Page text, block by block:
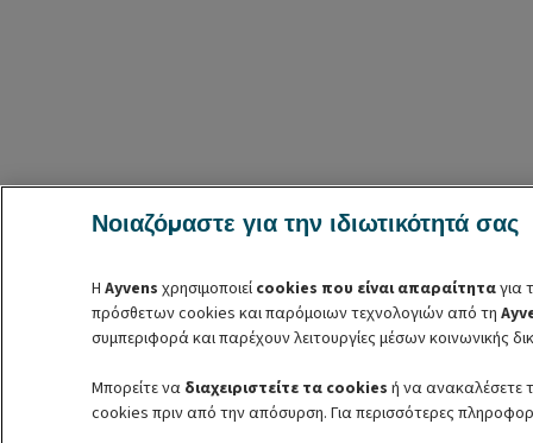
Νοιαζόμαστε για την ιδιωτικότητά σας
Η Ayvens χρησιμοποιεί cookies που είναι απαραίτηταγια
πρόσθετων cookies και παρόμοιων τεχνολογιών από τη
συμπεριφορά και παρέχουν λειτουργίες μέσων κοινωνικής
Μπορείτε να διαχειριστείτε τα cookies ή να ανακαλέσετε
cookies πριν από την απόσυρση. Για περισσότερες